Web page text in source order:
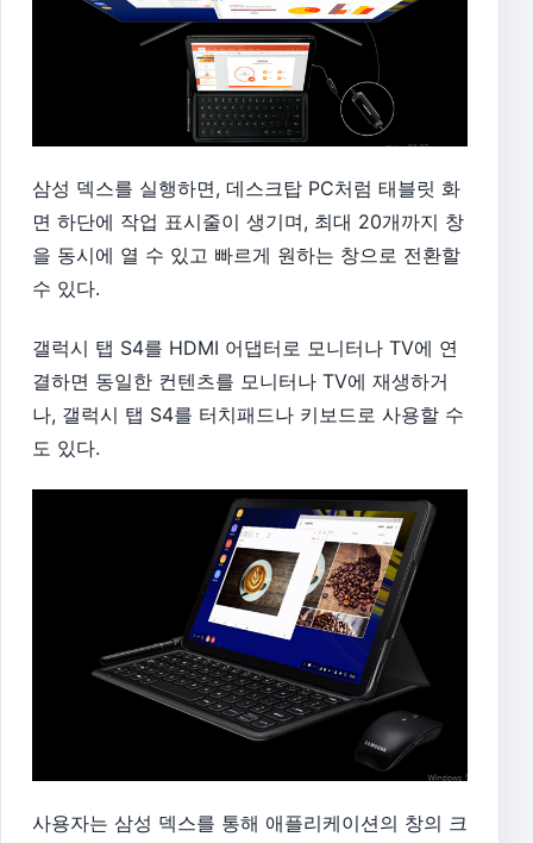
삼성 덱스를 실행하면, 데스크탑 PC처럼 태블릿 화
면 하단에 작업 표시줄이 생기며, 최대 20개까지 창
을 동시에 열 수 있고 빠르게 원하는 창으로 전환할
수 있다.
갤럭시 탭 S4를 HDMI 어댑터로 모니터나 TV에 연
결하면 동일한 컨텐츠를 모니터나 TV에 재생하거
나, 갤럭시 탭 S4를 터치패드나 키보드로 사용할 수
도 있다.
사용자는 삼성 덱스를 통해 애플리케이션의 창의 크